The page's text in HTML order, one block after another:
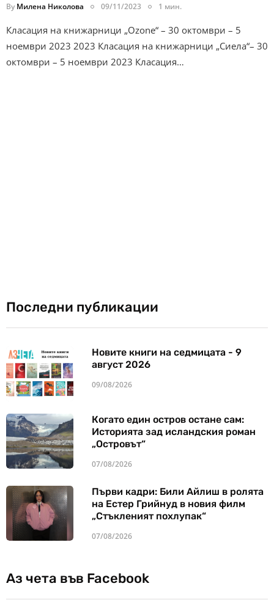
By Милена Николова 09/11/2023 1 мин.
Класация на книжарници „Ozone“ – 30 октомври – 5
ноември 2023 2023 Класация на книжарници „Сиела“– 30
октомври – 5 ноември 2023 Класация…
Последни публикации
Новите книги на седмицата - 9
август 2026
09/08/2026
Когато един остров остане сам:
Историята зад исландския роман
„Островът“
07/08/2026
Първи кадри: Били Айлиш в ролята
на Естер Грийнуд в новия филм
„Стъкленият похлупак“
07/08/2026
Аз чета във Facebook